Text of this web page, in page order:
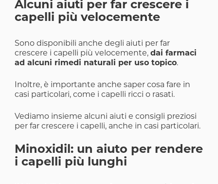
Alcuni aiuti per far crescere i
capelli più velocemente
Sono disponibili anche degli aiuti per far
crescere i capelli più velocemente, dai farmaci
ad alcuni rimedi naturali per uso topico.
Inoltre, è importante anche saper cosa fare in
casi particolari, come i capelli ricci o rasati.
Vediamo insieme alcuni aiuti e consigli preziosi
per far crescere i capelli, anche in casi particolari.
Minoxidil: un aiuto per rendere
i capelli più lunghi